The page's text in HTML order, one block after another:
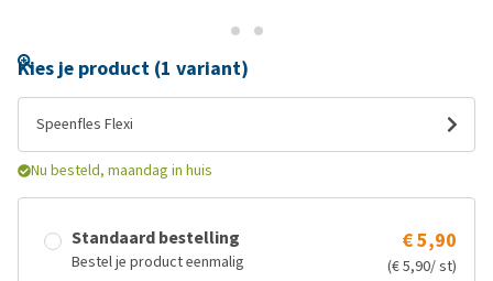
Kies je product (1 variant)
Speenfles Flexi
Nu besteld, maandag in huis
Standaard bestelling
Bestel je product eenmalig
€ 5,90
(€ 5,90/ st)